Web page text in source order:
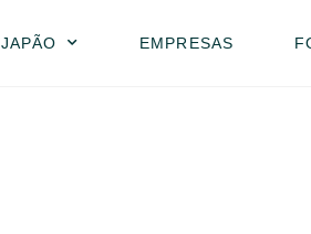
JAPÃO EMPRESAS